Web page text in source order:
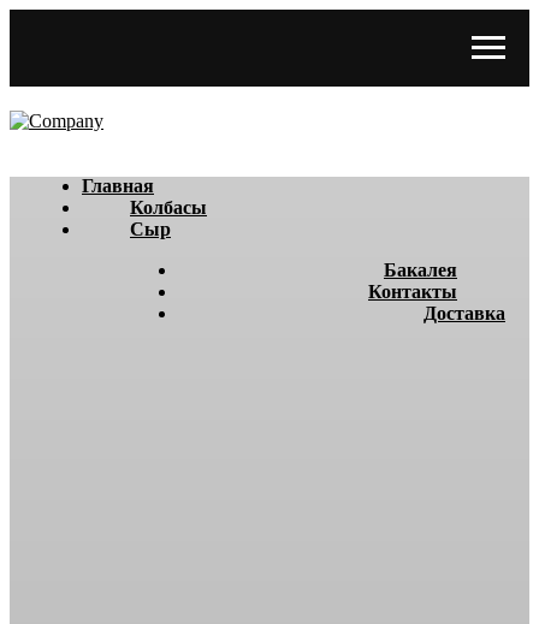
Главная
Колбасы
Сыр
Бакалея
Контакты
Доставка